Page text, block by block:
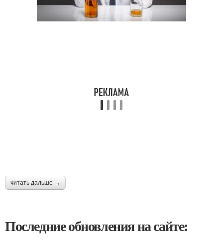
читать дальше →
Последние обновления на сайте: